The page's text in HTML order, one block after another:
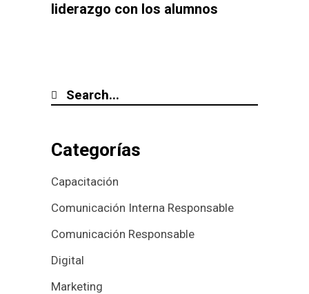
liderazgo con los alumnos
Categorías
Capacitación
Comunicación Interna Responsable
Comunicación Responsable
Digital
Marketing